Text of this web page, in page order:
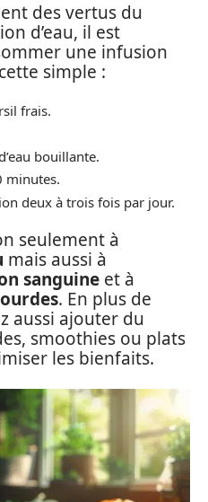
des vertus du
d’eau, il est
une infusion
simple :
frais.
bouillante.
minutes.
deux à trois fois par jour.
seulement à
mais aussi à
sanguine et à
. En plus de
aussi ajouter du
smoothies ou plats
les bienfaits.